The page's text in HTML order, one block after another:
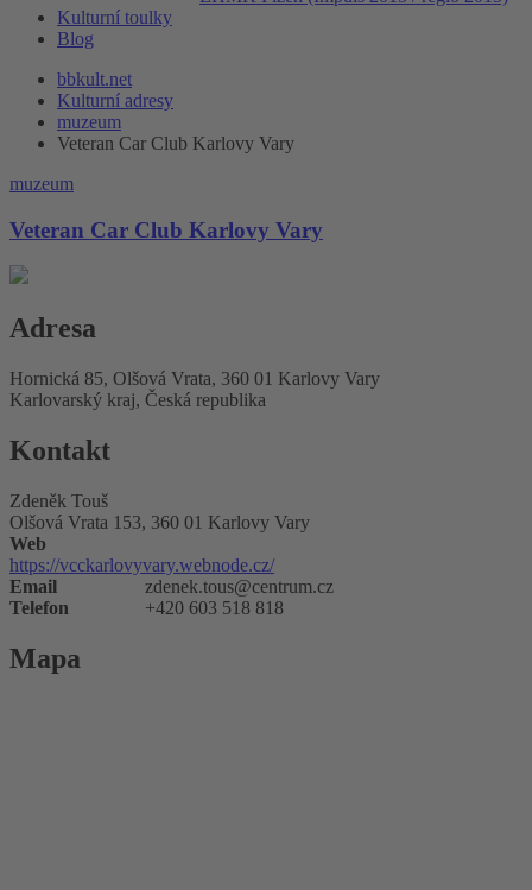
Kulturní toulky
Blog
bbkult.net
Kulturní adresy
muzeum
Veteran Car Club Karlovy Vary
muzeum
Veteran Car Club Karlovy Vary
Adresa
Hornická 85, Olšová Vrata, 360 01 Karlovy Vary
Karlovarský kraj, Česká republika
Kontakt
Zdeněk Touš
Olšová Vrata 153, 360 01 Karlovy Vary
Web
https://vcckarlovyvary.webnode.cz/
Email
zdenek.tous@centrum.cz
Telefon
+420 603 518 818
Mapa